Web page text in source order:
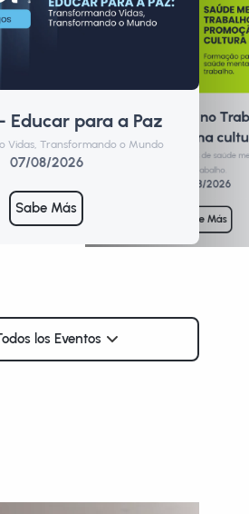
Educar para a Paz
Vidas, Transformando o Mundo
07/08/2026
Sabe Más
Saúde Mental no
Promoção de uma
Formação para profissionais de saúde
de trabalho.
10/08/2026
Sabe Más
los Eventos